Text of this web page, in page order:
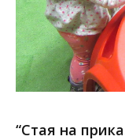
“Стая на